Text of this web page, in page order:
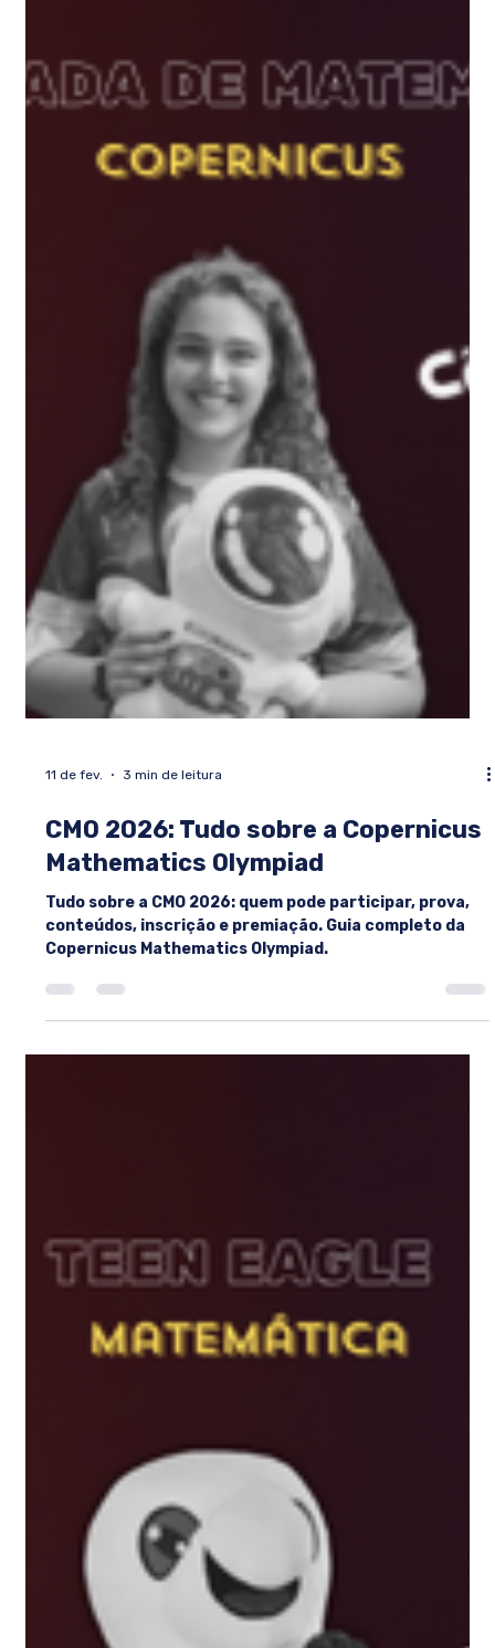
3 min de leitura
SIAT 2025: Tudo sobre o Singapore
International Art Tournament
Tudo sobre o SIAT 2025: quem pode participar,
categorias, inscrição, avaliação e premiação. Guia
completo do torneio internacional de arte.
11 de fev. 3 min de leitura